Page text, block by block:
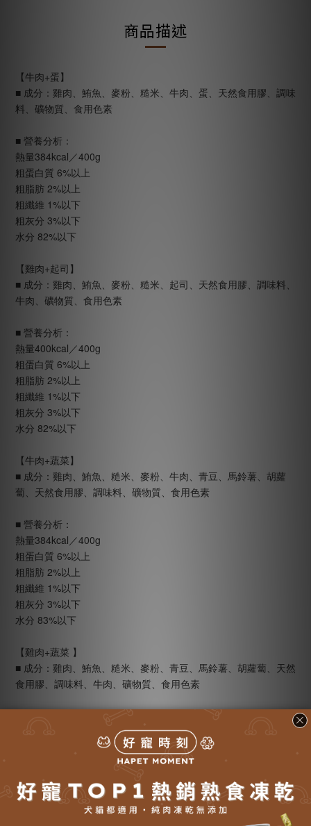
商品描述
【牛肉+蛋】
■ 成分：雞肉、鮪魚、麥粉、糙米、牛肉、蛋、天然食用膠、調味
料、礦物質、食用色素
■ 營養分析：
熱量384kcal／400g
粗蛋白質 6%以上
粗脂肪 2%以上
粗纖維 1%以下
粗灰分 3%以下
水分 82%以下
【雞肉+起司】
■ 成分：雞肉、鮪魚、麥粉、糙米、起司、天然食用膠、調味料、
牛肉、礦物質、食用色素
■ 營養分析：
熱量400kcal／400g
粗蛋白質 6%以上
粗脂肪 2%以上
粗纖維 1%以下
粗灰分 3%以下
水分 82%以下
【牛肉+蔬菜】
■ 成分：雞肉、鮪魚、糙米、麥粉、牛肉、青豆、馬鈴薯、胡蘿
蔔、天然食用膠、調味料、礦物質、食用色素
■ 營養分析：
熱量384kcal／400g
粗蛋白質 6%以上
粗脂肪 2%以上
粗纖維 1%以下
粗灰分 3%以下
水分 83%以下
【雞肉+蔬菜 】
■ 成分：雞肉、鮪魚、糙米、麥粉、青豆、馬鈴薯、胡蘿蔔、天然
食用膠、調味料、牛肉、礦物質、食用色素
粗纖維 1%以下
粗灰分 3%以下